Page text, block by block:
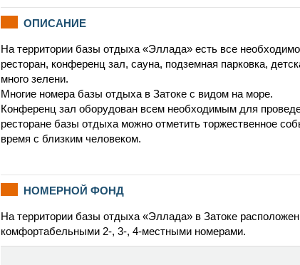
ОПИСАНИЕ
На территории базы отдыха «Эллада» есть все
ресторан, конференц зал, сауна, подземная парковка,
много зелени.
Многие номера базы отдыха в Затоке с видом на море.
Конференц зал оборудован всем необходимым для
ресторане базы отдыха можно отметить торжественное
время с близким человеком.
НОМЕРНОЙ ФОНД
На территории базы отдыха «Эллада» в Затоке
комфортабельными 2-, 3-, 4-местными номерами.